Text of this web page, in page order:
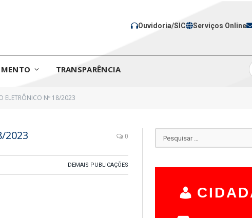
Ouvidoria/SIC Serviços Online
TRANSPARÊNCIA
ELETRÔNICO Nº 18/2023
2023 0
DEMAIS PUBLICAÇÕES